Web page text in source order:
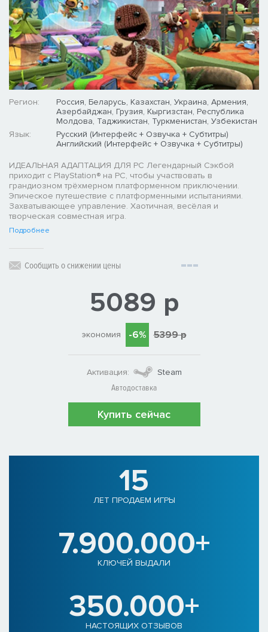
Регион:
Россия, Беларусь, Казахстан, Украина, Армения,
Азербайджан, Грузия, Кыргизстан, Республика
Молдова, Таджикистан, Туркменистан, Узбекистан
Язык:
Русский (Интерфейс + Озвучка + Субтитры)
Английский (Интерфейс + Озвучка + Субтитры)
ИДЕАЛЬНАЯ АДАПТАЦИЯ ДЛЯ PC Легендарный Сэкбой
приходит с PlayStation® на PC, чтобы участвовать в
грандиозном трёхмерном платформенном приключении.
Эпическое путешествие с платформенными испытаниями.
Захватывающее управление. Хаотичная, весёлая и
творческая совместная игра.
Подробнее
Сообщить о снижении цены
5089 р
экономия -6% 5399 р
Активация:
Steam
Автодоставка
Купить сейчас
15
ЛЕТ ПРОДАЕМ ИГРЫ
7.900.000+
КЛЮЧЕЙ ВЫДАЛИ
350.000+
НАСТОЯЩИХ ОТЗЫВОВ